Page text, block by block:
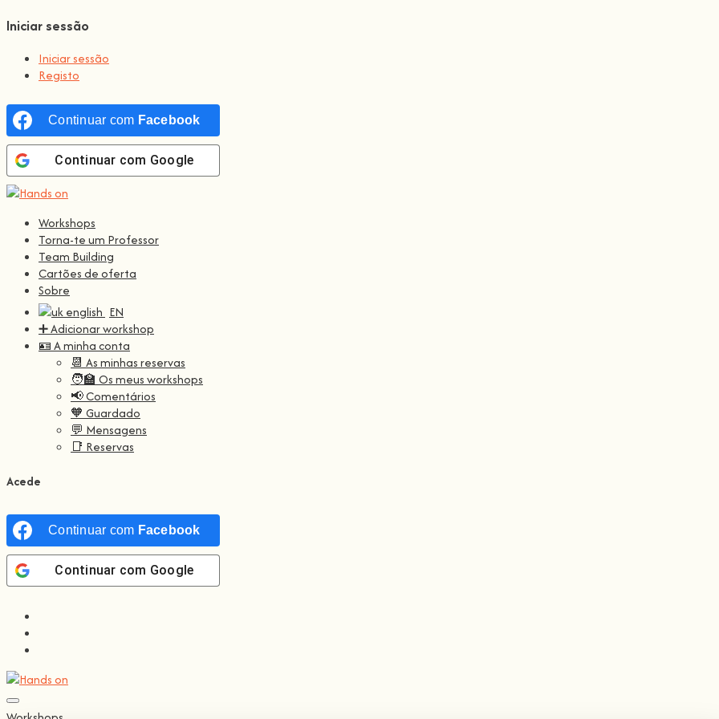
Iniciar sessão
Iniciar sessão
Registo
Continuar com Facebook
Continuar com Google
Workshops
Torna-te um Professor
Team Building
Cartões de oferta
Sobre
EN
➕ Adicionar workshop
🪪 A minha conta
📆 As minhas reservas
🧑‍🏫 Os meus workshops
📢 Comentários
🧡 Guardado
💬 Mensagens
📑 Reservas
Acede
Continuar com Facebook
Continuar com Google